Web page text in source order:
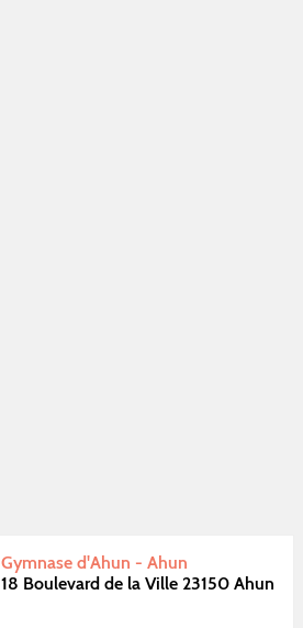
Gymnase d'Ahun - Ahun
18 Boulevard de la Ville 23150 Ahun